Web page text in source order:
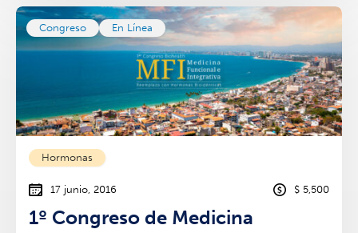
Congreso En Línea
Hormonas
17 junio, 2016 $ 5,500
1º Congreso de Medicina